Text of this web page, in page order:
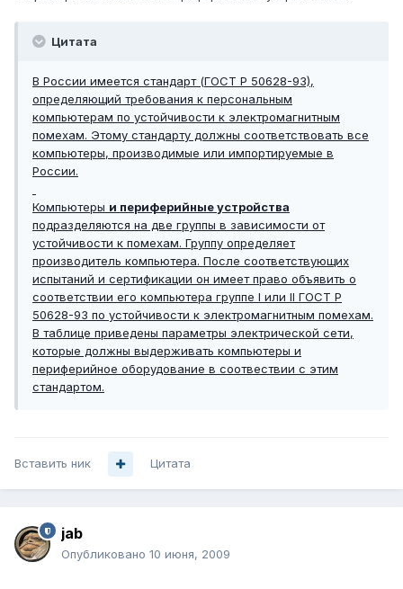
Цитата
В России имеется стандарт (ГОСТ Р 50628-93),
определяющий требования к персональным
компьютерам по устойчивости к электромагнитным
помехам. Этому стандарту должны соответствовать все
компьютеры, производимые или импортируемые в
России.
Компьютеры и периферийные устройства
подразделяются на две группы в зависимости от
устойчивости к помехам. Группу определяет
производитель компьютера. После соответствующих
испытаний и сертификации он имеет право объявить о
соответствии его компьютера группе I или II ГОСТ Р
50628-93 по устойчивости к электромагнитным помехам.
В таблице приведены параметры электрической сети,
которые должны выдерживать компьютеры и
периферийное оборудование в соотвествии с этим
стандартом.
Вставить ник Цитата
jab
Опубликовано 10 июня, 2009